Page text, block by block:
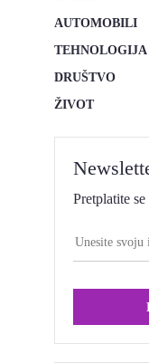
AUTOMOBILI
TEHNOLOGIJA
DRUŠTVO
ŽIVOT
Pretplatite